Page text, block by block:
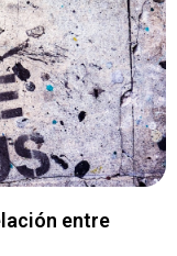
entre